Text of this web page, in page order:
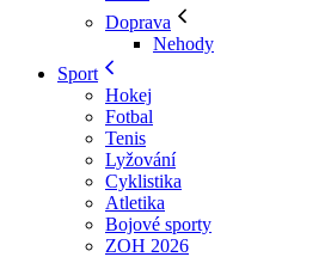
Doprava
Nehody
Sport
Hokej
Fotbal
Tenis
Lyžování
Cyklistika
Atletika
Bojové sporty
ZOH 2026